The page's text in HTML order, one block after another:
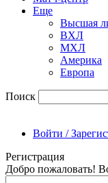
Еще
Высшая
ВХЛ
МХЛ
Америка
Европа
Поиск
Войти /
Регистрация
Добро пожаловать!